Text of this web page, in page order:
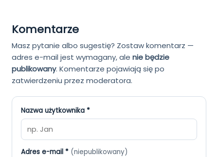
Komentarze
Masz pytanie albo sugestię? Zostaw komentarz —
adres e-mail jest wymagany, ale nie będzie
publikowany. Komentarze pojawiają się po
zatwierdzeniu przez moderatora.
Nazwa użytkownika *
Adres e-mail * (niepublikowany)